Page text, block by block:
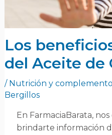
Los
del Aceite de
/ Nutrición y
Bergillos
En FarmaciaBarata,
brindarte información